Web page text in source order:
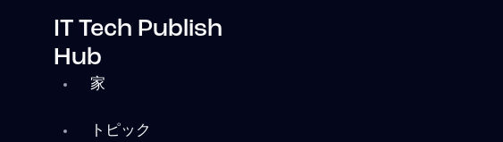
IT Tech Publish
Hub
家
トピック